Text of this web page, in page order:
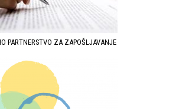
PARTNERSTVO ZA ZAPOŠLJAVANJE